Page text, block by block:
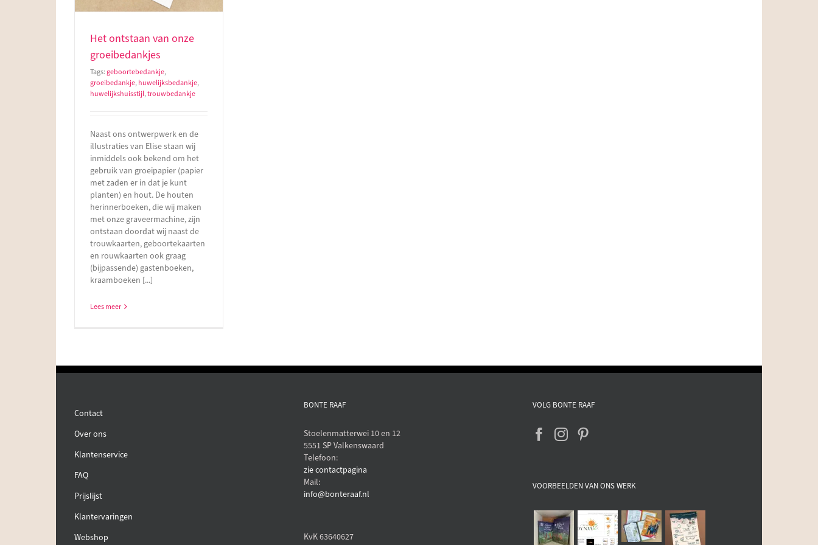
Het ontstaan van onze
groeibedankjes
Tags:geboortebedankje,
groeibedankje,huwelijksbedankje,
huwelijkshuisstijl,trouwbedankje
Naast ons ontwerpwerk en de
illustraties van Elise staan wij
inmiddels ook bekend om het
gebruik van groeipapier (papier
met zaden er in dat je kunt
planten) en hout. De houten
herinnerboeken, die wij maken
met onze graveermachine, zijn
ontstaan doordat wij naast de
trouwkaarten, geboortekaarten
en rouwkaarten ook graag
(bijpassende) gastenboeken,
kraamboeken [...]
Lees meer
Contact
Over ons
Klantenservice
FAQ
Prijslijst
Klantervaringen
Webshop
BONTE RAAF
Stoelenmatterwei 10 en 12
5551 SP Valkenswaard
Telefoon:
zie contactpagina
Mail:
info@bonteraaf.nl
KvK 63640627
VOLG BONTE RAAF
VOORBEELDEN VAN ONS WERK